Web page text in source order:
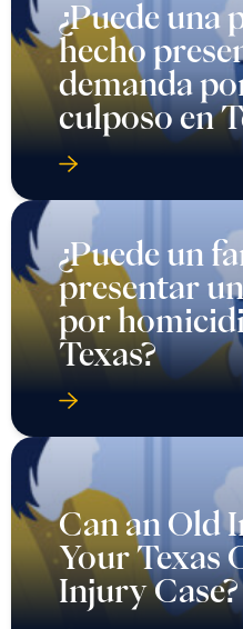
¿Puede una
hecho
demanda
culposo en
¿Puede un
presentar
por
Texas?
Can an Old
Your Texas
Injury Case?